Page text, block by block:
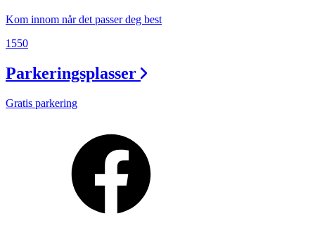
Kom innom når det passer deg best
1550
Parkeringsplasser
Gratis parkering